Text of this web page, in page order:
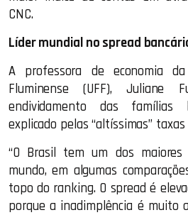
CNC.
Líder mundial no spread
A professora de economia da
Fluminense (UFF), Juliane
endividamento das famílias
explicado pelas “altíssimas”
“O Brasil tem um dos maiores
mundo, em algumas
topo do ranking. O spread é
porque a inadimplência é muito